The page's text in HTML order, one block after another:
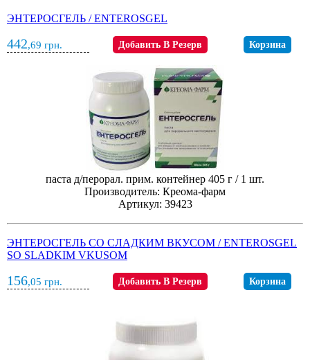
ЭНТЕРОСГЕЛЬ / ENTEROSGEL
442,69 грн. Добавить В Резерв Корзина
паста д/перорал. прим. контейнер 405 г / 1 шт.
Производитель: Креома-фарм
Артикул: 39423
ЭНТЕРОСГЕЛЬ СО СЛАДКИМ ВКУСОМ / ENTEROSGEL
SO SLADKIM VKUSOM
156,05 грн. Добавить В Резерв Корзина